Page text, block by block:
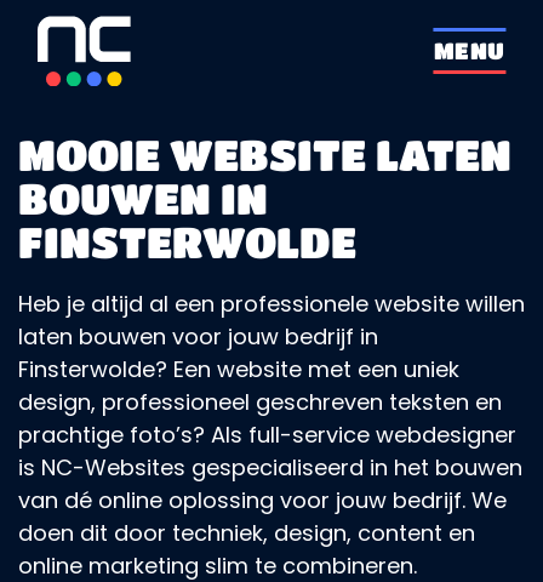
overslaan
MENU
MOOIE WEBSITE LATEN
BOUWEN IN
FINSTERWOLDE
Heb je altijd al een professionele website willen
laten bouwen voor jouw bedrijf in
Finsterwolde? Een website met een uniek
design, professioneel geschreven teksten en
prachtige foto’s? Als full-service webdesigner
is NC-Websites gespecialiseerd in het bouwen
van dé online oplossing voor jouw bedrijf. We
doen dit door techniek, design, content en
online marketing slim te combineren.